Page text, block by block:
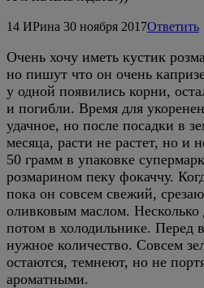
14 ИРина 30 ноября 2017Ответить
Очень хочу иметь кустик
но пишут что он очень
у одной появились корни,
и погибли. Время для
удачное, но после посадки в
месяца, расти не растет, но и
50 грамм в упаковке
розмарином пеку фокаччу.
пока он совсем свежий,
оливковым маслом. Несколько
потом в холодильнике. Перед
нужное количество. Совсем
остаются, темнеют, но не
ароматными.